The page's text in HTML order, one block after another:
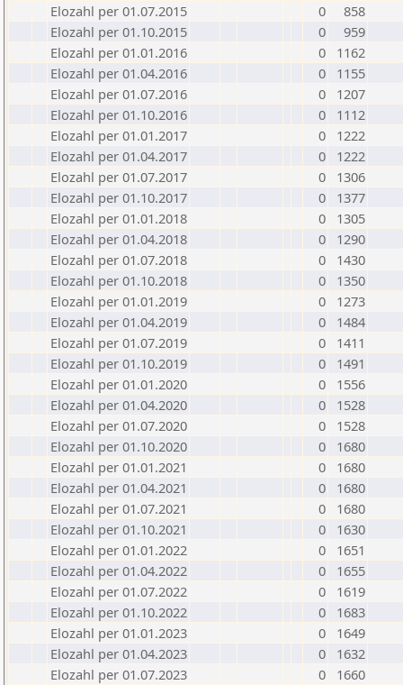
Elozahl per 01.07.2015
0
858
Elozahl per 01.10.2015
0
959
Elozahl per 01.01.2016
0
1162
Elozahl per 01.04.2016
0
1155
Elozahl per 01.07.2016
0
1207
Elozahl per 01.10.2016
0
1112
Elozahl per 01.01.2017
0
1222
Elozahl per 01.04.2017
0
1222
Elozahl per 01.07.2017
0
1306
Elozahl per 01.10.2017
0
1377
Elozahl per 01.01.2018
0
1305
Elozahl per 01.04.2018
0
1290
Elozahl per 01.07.2018
0
1430
Elozahl per 01.10.2018
0
1350
Elozahl per 01.01.2019
0
1273
Elozahl per 01.04.2019
0
1484
Elozahl per 01.07.2019
0
1411
Elozahl per 01.10.2019
0
1491
Elozahl per 01.01.2020
0
1556
Elozahl per 01.04.2020
0
1528
Elozahl per 01.07.2020
0
1528
Elozahl per 01.10.2020
0
1680
Elozahl per 01.01.2021
0
1680
Elozahl per 01.04.2021
0
1680
Elozahl per 01.07.2021
0
1680
Elozahl per 01.10.2021
0
1630
Elozahl per 01.01.2022
0
1651
Elozahl per 01.04.2022
0
1655
Elozahl per 01.07.2022
0
1619
Elozahl per 01.10.2022
0
1683
Elozahl per 01.01.2023
0
1649
Elozahl per 01.04.2023
0
1632
Elozahl per 01.07.2023
0
1660